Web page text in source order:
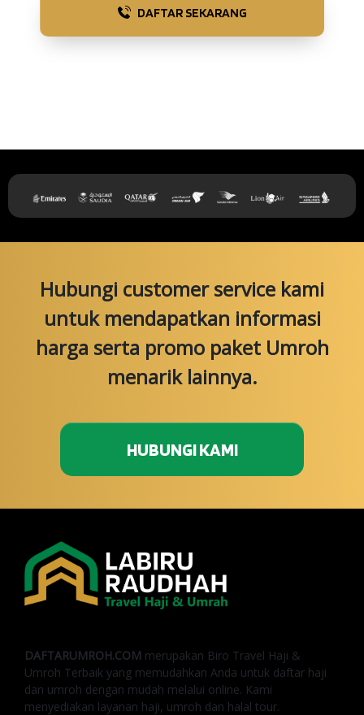
DAFTAR SEKARANG
Hubungi customer service kami
untuk mendapatkan informasi
harga serta promo paket Umroh
menarik lainnya.
HUBUNGI KAMI
DAFTARUMROH.COM merupakan Biro Travel Haji &
Umroh Terbaik yang memudahkan Anda untuk daftar haji
dan umroh dengan mudah melalui online. Kami
menyediakan layanan haji, umroh dan halal tour.